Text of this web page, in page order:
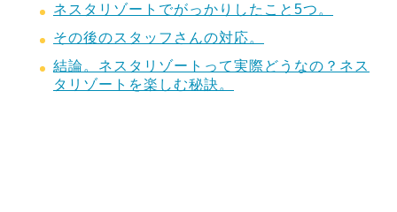
ネスタリゾートでがっかりしたこと5つ。
その後のスタッフさんの対応。
結論。ネスタリゾートって実際どうなの？ネス
タリゾートを楽しむ秘訣。